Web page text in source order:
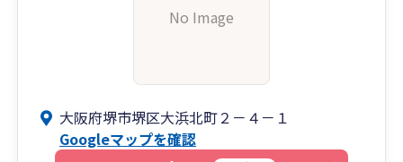
No Image
大阪府堺市堺区大浜北町２－４－１
Googleマップを確認